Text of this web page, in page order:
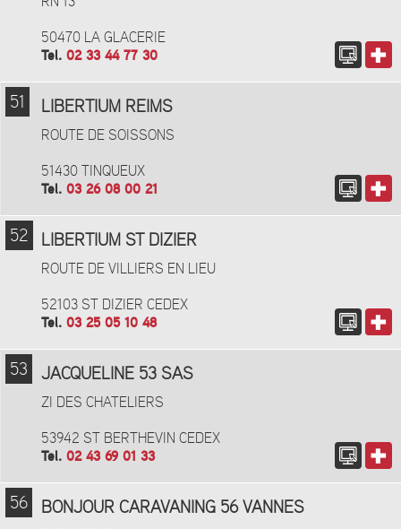
50470 LA GLACERIE
Tel. 02 33 44 77 30
51 LIBERTIUM REIMS
ROUTE DE SOISSONS
51430 TINQUEUX
Tel. 03 26 08 00 21
52 LIBERTIUM ST DIZIER
ROUTE DE VILLIERS EN LIEU
52103 ST DIZIER CEDEX
Tel. 03 25 05 10 48
53 JACQUELINE 53 SAS
ZI DES CHATELIERS
53942 ST BERTHEVIN CEDEX
Tel. 02 43 69 01 33
56 BONJOUR CARAVANING 56 VANNES